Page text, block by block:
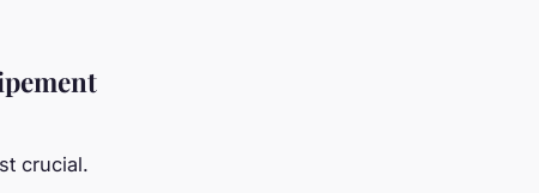
crucial.